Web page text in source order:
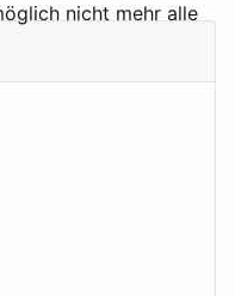
nicht mehr alle